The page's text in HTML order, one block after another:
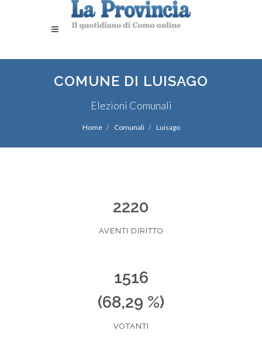
COMUNE DI LUISAGO
Elezioni Comunali
Home Comunali Luisago
2220
AVENTI DIRITTO
1516
(68,29 %)
VOTANTI